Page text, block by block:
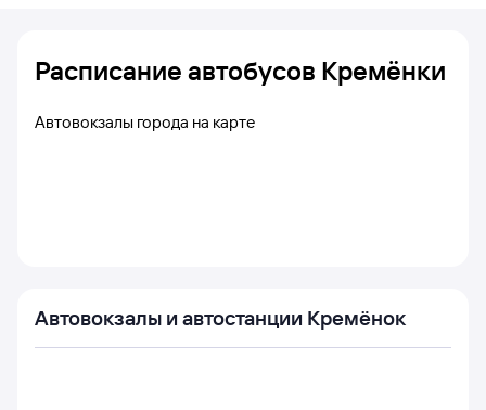
Расписание автобусов Кремёнки
Автовокзалы города на карте
Автовокзалы и автостанции Кремёнок